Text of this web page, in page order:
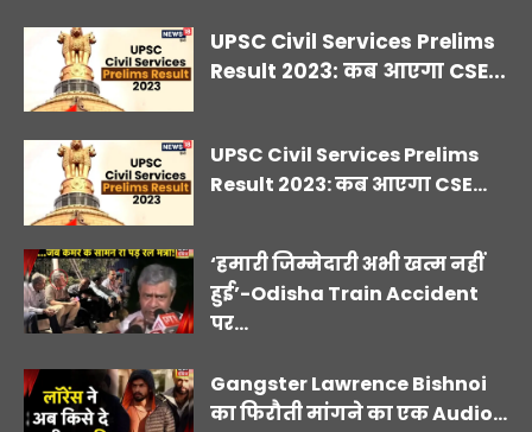
UPSC Civil Services Prelims
Result 2023: कब आएगा CSE...
UPSC Civil Services Prelims
Result 2023: कब आएगा CSE...
‘हमारी जिम्मेदारी अभी खत्म नहीं
हुई’-Odisha Train Accident
पर...
Gangster Lawrence Bishnoi
का फिरौती मांगने का एक Audio...